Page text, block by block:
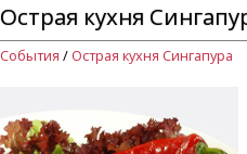
Острая кухня
События / Острая кухня Сингапура